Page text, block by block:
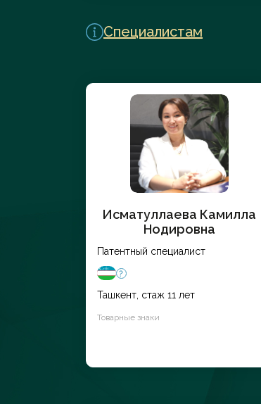
Перейти в каталог
Специалистам
Исматуллаева Камилла
Нодировна
Патентный специалист
Ташкент, стаж 11 лет
Товарные знаки